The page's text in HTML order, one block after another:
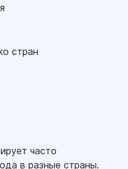
стран
часто
в разные страны.